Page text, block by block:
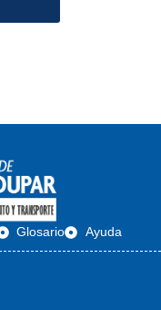
Glosario Ayuda